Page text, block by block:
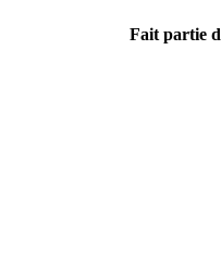
Fait partie